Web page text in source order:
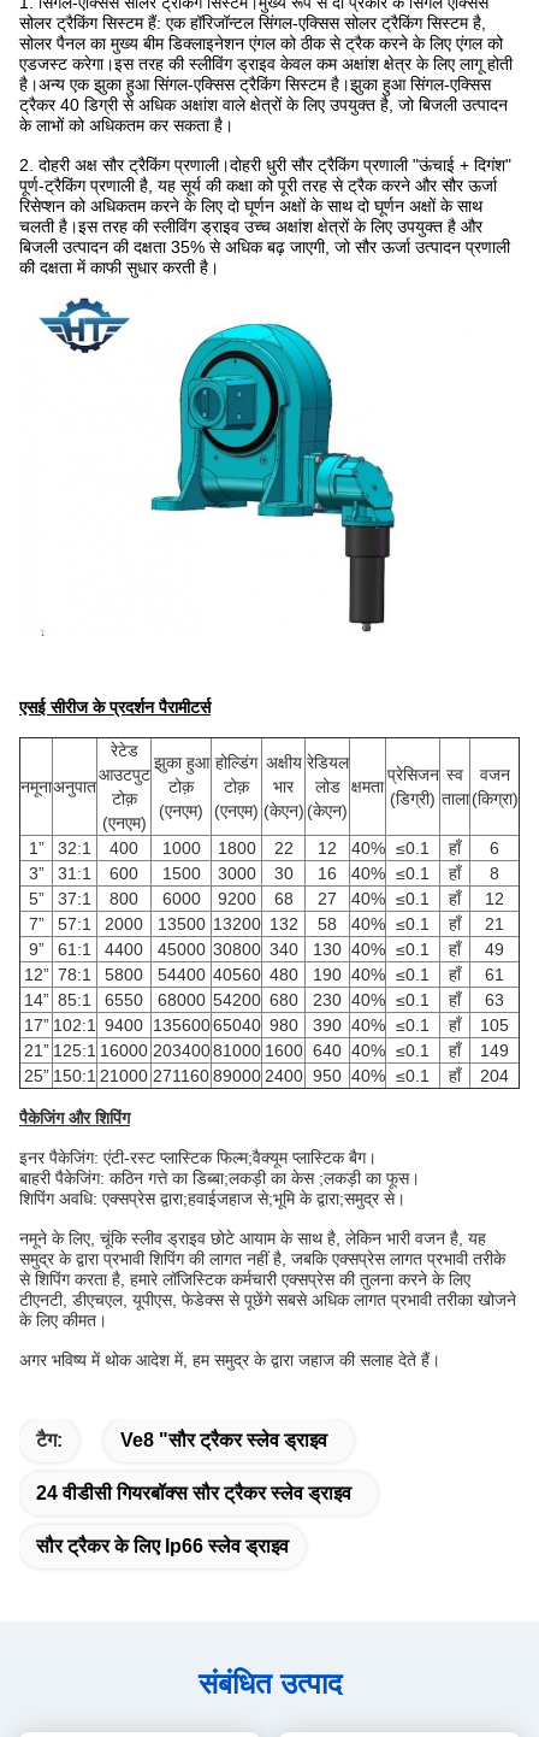
सोलर ट्रैकिंग सिस्टम हैं: एक हॉरिजॉन्टल सिंगल-एक्सिस सोलर ट्रैकिंग सिस्टम है,
सोलर पैनल का मुख्य बीम डिक्लाइनेशन एंगल को ठीक से ट्रैक करने के लिए एंगल को
एडजस्ट करेगा।इस तरह की स्लीविंग ड्राइव केवल कम अक्षांश क्षेत्र के लिए लागू होती
है।अन्य एक झुका हुआ सिंगल-एक्सिस ट्रैकिंग सिस्टम है।झुका हुआ सिंगल-एक्सिस
ट्रैकर 40 डिग्री से अधिक अक्षांश वाले क्षेत्रों के लिए उपयुक्त है, जो बिजली उत्पादन
के लाभों को अधिकतम कर सकता है।
2. दोहरी अक्ष सौर ट्रैकिंग प्रणाली।दोहरी धुरी सौर ट्रैकिंग प्रणाली "ऊंचाई + दिगंश"
पूर्ण-ट्रैकिंग प्रणाली है, यह सूर्य की कक्षा को पूरी तरह से ट्रैक करने और सौर ऊर्जा
रिसेप्शन को अधिकतम करने के लिए दो घूर्णन अक्षों के साथ दो घूर्णन अक्षों के साथ
चलती है।इस तरह की स्लीविंग ड्राइव उच्च अक्षांश क्षेत्रों के लिए उपयुक्त है और
बिजली उत्पादन की दक्षता 35% से अधिक बढ़ जाएगी, जो सौर ऊर्जा उत्पादन प्रणाली
की दक्षता में काफी सुधार करती है।
एसई सीरीज के प्रदर्शन पैरामीटर्स
नमूनाअनुपात
रेटेड
आउटपुट
टोक़
(एनएम)
झुका हुआ
टोक़
(एनएम)
होल्डिंग
टोक़
(एनएम)
अक्षीय
भार
(केएन)
रेडियल
लोड
(केएन)
क्षमता
प्रेसिजन
(डिग्री)
स्व
ताला
वजन
(किग्रा)
1” 32:1 400 1000 1800 22 12 40% ≤0.1 हाँ
6
3”
31:1 600 1500 3000 30 16 40% ≤0.1 हाँ
8
5”
37:1 800 6000 9200 68 27 40% ≤0.1 हाँ
12
7”
57:1 2000 13500 13200 132 58 40% ≤0.1 हाँ
21
9”
61:1 4400 45000 30800 340 130 40% ≤0.1 हाँ
49
12” 78:1 5800 54400 40560 480 190 40% ≤0.1 हाँ
61
14” 85:1 6550 68000 54200 680 230 40% ≤0.1 हाँ
63
17” 102:1 9400 13560065040 980 390 40% ≤0.1 हाँ
105
21” 125:1 16000 20340081000 1600 640 40% ≤0.1 हाँ
149
25” 150:1 21000 27116089000 2400 950 40% ≤0.1 हाँ 204
पैकेजिंग और शिपिंग
इनर पैकेजिंग: एंटी-रस्ट प्लास्टिक फिल्म;वैक्यूम प्लास्टिक बैग।
बाहरी पैकेजिंग: कठिन गत्ते का डिब्बा;लकड़ी का केस ;लकड़ी का फूस।
शिपिंग अवधि: एक्सप्रेस द्वारा;हवाईजहाज से;भूमि के द्वारा;समुद्र से।
नमूने के लिए, चूंकि स्लीव ड्राइव छोटे आयाम के साथ है, लेकिन भारी वजन है, यह
समुद्र के द्वारा प्रभावी शिपिंग की लागत नहीं है, जबकि एक्सप्रेस लागत प्रभावी तरीके
से शिपिंग करता है, हमारे लॉजिस्टिक कर्मचारी एक्सप्रेस की तुलना करने के लिए
टीएनटी, डीएचएल, यूपीएस, फेडेक्स से पूछेंगे सबसे अधिक लागत प्रभावी तरीका खोजने
के लिए कीमत।
अगर भविष्य में थोक आदेश में, हम समुद्र के द्वारा जहाज की सलाह देते हैं।
टैग: Ve8 "सौर ट्रैकर स्लेव ड्राइव
24 वीडीसी गियरबॉक्स सौर ट्रैकर स्लेव ड्राइव
सौर ट्रैकर के लिए Ip66 स्लेव ड्राइव
संबंधित उत्पाद